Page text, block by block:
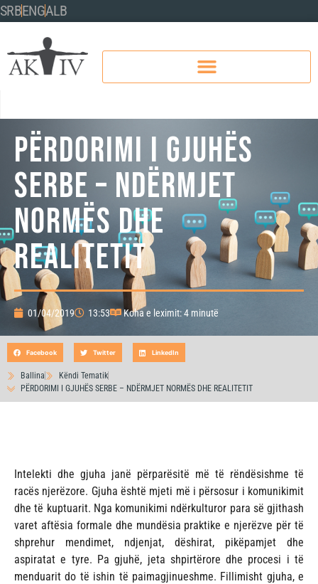
SRBENGALB
PËRDORIMI I GJUHËS
SERBE – NDËRMJET
NORMËS DHE
REALITETIT
01/04/2019 13:53 Koha e leximit: 4 minutë
Ballina
Këndi Tematik
PËRDORIMI I GJUHËS SERBE – NDËRMJET NORMËS DHE REALITETIT
Facebook Twitter LinkedIn
Intelekti dhe gjuha janë përparësitë më të rëndësishme të
racës njerëzore. Gjuha është mjeti më i përsosur i komunikimit
dhe të kuptuarit. Nga komunikimi ndërkulturor para së gjithash
varet aftësia formale dhe mundësia praktike e njerëzve për të
shprehur mendimet, ndjenjat, dëshirat, pikëpamjet dhe
aspiratat e tyre. Pa gjuhë, jeta shpirtërore dhe procesi i të
menduarit do të ishin të paimagjinueshme. Fillimisht gjuha, e